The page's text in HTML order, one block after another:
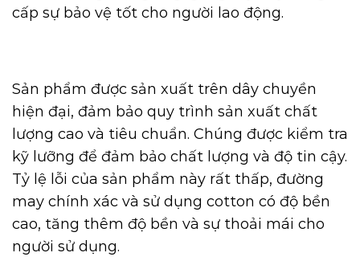
cấp sự bảo vệ tốt cho người lao động.
Sản phẩm được sản xuất trên dây chuyền
hiện đại, đảm bảo quy trình sản xuất chất
lượng cao và tiêu chuẩn. Chúng được kiểm tra
kỹ lưỡng để đảm bảo chất lượng và độ tin cậy.
Tỷ lệ lỗi của sản phẩm này rất thấp, đường
may chính xác và sử dụng cotton có độ bền
cao, tăng thêm độ bền và sự thoải mái cho
người sử dụng.